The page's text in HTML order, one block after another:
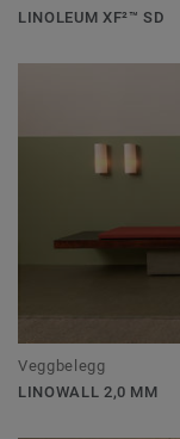
LINOLEUM XF²™ SD
Veggbelegg
LINOWALL 2,0 MM